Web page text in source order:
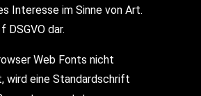
Interesse im Sinne von Art.
DSGVO dar.
Web Fonts nicht
wird eine Standardschrift